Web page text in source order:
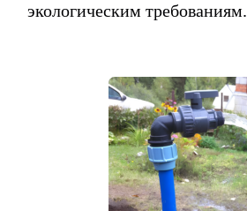
экологическим требованиям.